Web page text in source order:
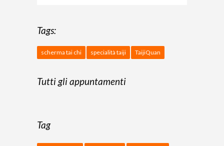
Tags:
scherma tai chi specialità taiji TaijiQuan
Tutti gli appuntamenti
Tag